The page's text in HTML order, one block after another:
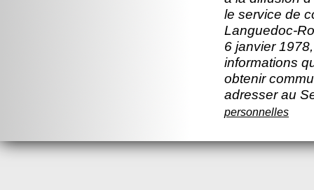
le service de
Languedoc-
6 janvier
informations
obtenir
adresser au
personnelles